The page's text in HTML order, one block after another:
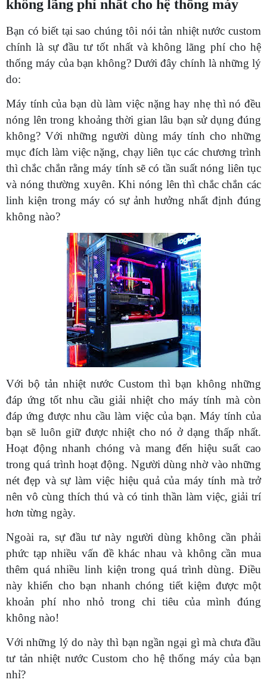
không lãng phí nhất cho hệ thống máy
Bạn có biết tại sao chúng tôi nói tản nhiệt nước custom
chính là sự đầu tư tốt nhất và không lãng phí cho hệ
thống máy của bạn không? Dưới đây chính là những lý
do:
Máy tính của bạn dù làm việc nặng hay nhẹ thì nó đều
nóng lên trong khoảng thời gian lâu bạn sử dụng đúng
không? Với những người dùng máy tính cho những
mục đích làm việc nặng, chạy liên tục các chương trình
thì chắc chắn rằng máy tính sẽ có tần suất nóng liên tục
và nóng thường xuyên. Khi nóng lên thì chắc chắn các
linh kiện trong máy có sự ảnh hưởng nhất định đúng
không nào?
Với bộ tản nhiệt nước Custom thì bạn không những
đáp ứng tốt nhu cầu giải nhiệt cho máy tính mà còn
đáp ứng được nhu cầu làm việc của bạn. Máy tính của
bạn sẽ luôn giữ được nhiệt cho nó ở dạng thấp nhất.
Hoạt động nhanh chóng và mang đến hiệu suất cao
trong quá trình hoạt động. Người dùng nhờ vào những
nét đẹp và sự làm việc hiệu quả của máy tính mà trở
nên vô cùng thích thú và có tinh thần làm việc, giải trí
hơn từng ngày.
Ngoài ra, sự đầu tư này người dùng không cần phải
phức tạp nhiều vấn đề khác nhau và không cần mua
thêm quá nhiều linh kiện trong quá trình dùng. Điều
này khiến cho bạn nhanh chóng tiết kiệm được một
khoản phí nho nhỏ trong chi tiêu của mình đúng
không nào!
Với những lý do này thì bạn ngần ngại gì mà chưa đầu
tư tản nhiệt nước Custom cho hệ thống máy của bạn
nhỉ?